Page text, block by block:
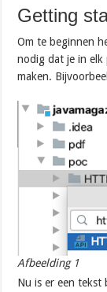
Getting
Om te beginnen
nodig dat je in elk
maken.
Afbeelding 1
Nu is er een tekst